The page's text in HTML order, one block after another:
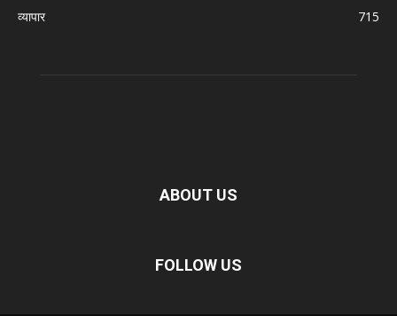
व्यापार
715
ABOUT US
FOLLOW US